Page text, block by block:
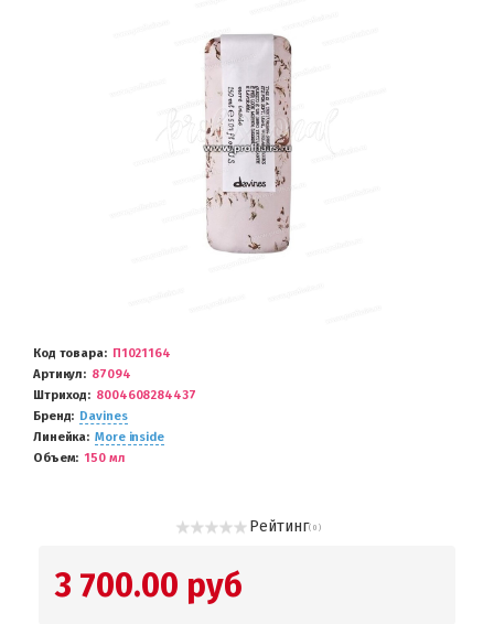
Код товара
П1021164
Артикул
87094
Штриход
8004608284437
Бренд
Davines
Линейка
More inside
Объем
150 мл
Рейтинг( 0 )
3 700.00 руб